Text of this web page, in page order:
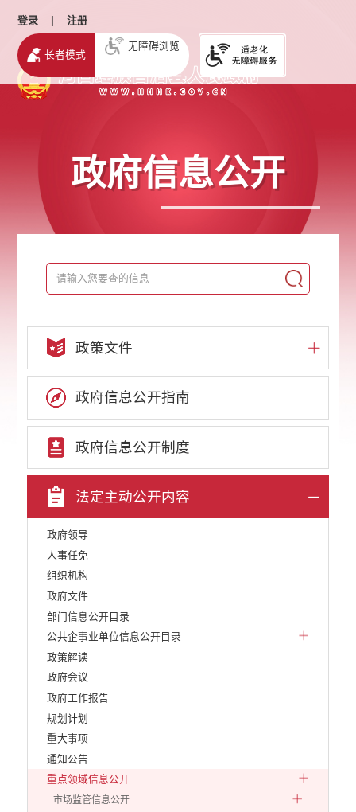
登录 | 注册
长者模式
无障碍浏览
政府信息公开
政策文件
政府信息公开指南
政府信息公开制度
法定主动公开内容
政府领导
人事任免
组织机构
政府文件
部门信息公开目录
公共企事业单位信息公开目录
政策解读
政府会议
政府工作报告
规划计划
重大事项
通知公告
重点领域信息公开
市场监管信息公开